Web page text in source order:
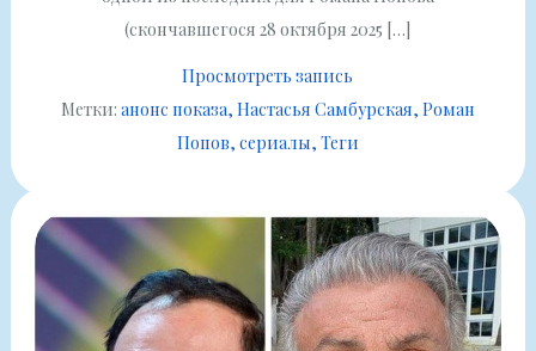
(скончавшегося 28 октября 2025 […]
Просмотреть запись
Метки: анонс показа Настасья Самбурская Роман
Попов сериалы Теги